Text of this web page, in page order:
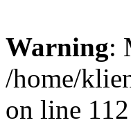
Warning:
/home/
on line